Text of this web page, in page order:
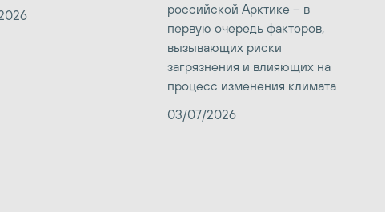
российской Арктике – в
первую очередь факторов,
вызывающих риски
загрязнения и влияющих на
процесс изменения климата
03/07/2026